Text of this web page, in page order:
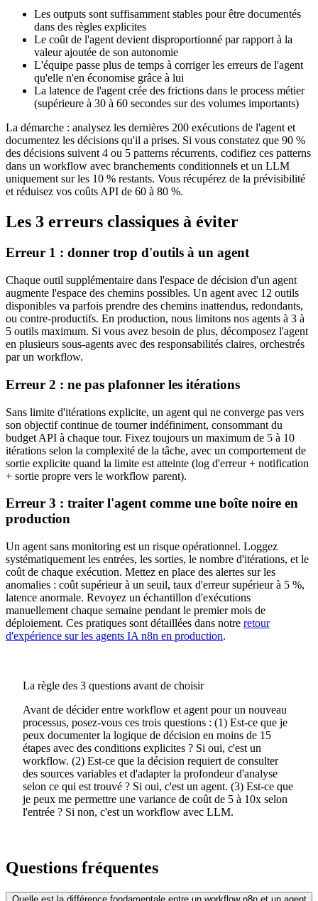
Les outputs sont suffisamment stables pour être documentés
dans des règles explicites
Le coût de l'agent devient disproportionné par rapport à la
valeur ajoutée de son autonomie
L'équipe passe plus de temps à corriger les erreurs de l'agent
qu'elle n'en économise grâce à lui
La latence de l'agent crée des frictions dans le process métier
(supérieure à 30 à 60 secondes sur des volumes importants)
La démarche : analysez les dernières 200 exécutions de l'agent et
documentez les décisions qu'il a prises. Si vous constatez que 90 %
des décisions suivent 4 ou 5 patterns récurrents, codifiez ces patterns
dans un workflow avec branchements conditionnels et un LLM
uniquement sur les 10 % restants. Vous récupérez de la prévisibilité
et réduisez vos coûts API de 60 à 80 %.
Les 3 erreurs classiques à éviter
Erreur 1 : donner trop d'outils à un agent
Chaque outil supplémentaire dans l'espace de décision d'un agent
augmente l'espace des chemins possibles. Un agent avec 12 outils
disponibles va parfois prendre des chemins inattendus, redondants,
ou contre-productifs. En production, nous limitons nos agents à 3 à
5 outils maximum. Si vous avez besoin de plus, décomposez l'agent
en plusieurs sous-agents avec des responsabilités claires, orchestrés
par un workflow.
Erreur 2 : ne pas plafonner les itérations
Sans limite d'itérations explicite, un agent qui ne converge pas vers
son objectif continue de tourner indéfiniment, consommant du
budget API à chaque tour. Fixez toujours un maximum de 5 à 10
itérations selon la complexité de la tâche, avec un comportement de
sortie explicite quand la limite est atteinte (log d'erreur + notification
+ sortie propre vers le workflow parent).
Erreur 3 : traiter l'agent comme une boîte noire en
production
Un agent sans monitoring est un risque opérationnel. Loggez
systématiquement les entrées, les sorties, le nombre d'itérations, et le
coût de chaque exécution. Mettez en place des alertes sur les
anomalies : coût supérieur à un seuil, taux d'erreur supérieur à 5 %,
latence anormale. Revoyez un échantillon d'exécutions
manuellement chaque semaine pendant le premier mois de
déploiement. Ces pratiques sont détaillées dans notre retour
d'expérience sur les agents IA n8n en production.
La règle des 3 questions avant de choisir
Avant de décider entre workflow et agent pour un nouveau
processus, posez-vous ces trois questions : (1) Est-ce que je
peux documenter la logique de décision en moins de 15
étapes avec des conditions explicites ? Si oui, c'est un
workflow. (2) Est-ce que la décision requiert de consulter
des sources variables et d'adapter la profondeur d'analyse
selon ce qui est trouvé ? Si oui, c'est un agent. (3) Est-ce que
je peux me permettre une variance de coût de 5 à 10x selon
l'entrée ? Si non, c'est un workflow avec LLM.
Questions fréquentes